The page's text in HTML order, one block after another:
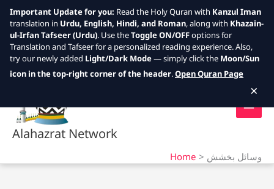
Skip
Alahazrat Network
Home وسائل بخشش
Important Update for you: Read the Holy Quran with Kanzul Iman
translation in Urdu, English, Hindi, and Roman, along with Khazain-
ul-Irfan Tafseer (Urdu). Use theToggle ON/OFFoptions for
Translation and Tafseer for a personalized reading experience. Also,
try our newly added Light/Dark Mode— simply click the Moon/Sun
icon in the top-right corner of the header.Open Quran Page
×